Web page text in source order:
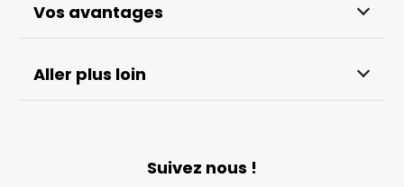
Vos avantages
Aller plus loin
Suivez nous !